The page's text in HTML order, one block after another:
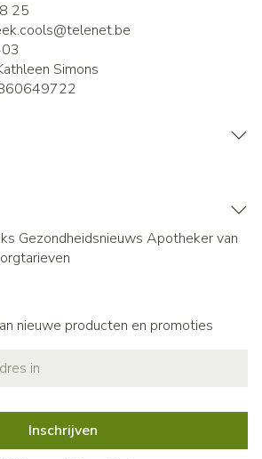
25
telenet.be
Simons
Gezondheidsnieuws Apotheker van
nieuwe producten en promoties
Inschrijven